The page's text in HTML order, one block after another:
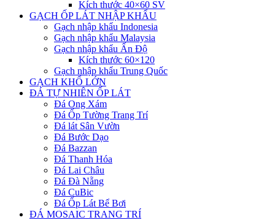
Kích thước 40×60 SV
GẠCH ỐP LÁT NHẬP KHẨU
Gạch nhập khẩu Indonesia
Gạch nhập khẩu Malaysia
Gạch nhập khẩu Ấn Độ
Kích thước 60×120
Gạch nhập khẩu Trung Quốc
GẠCH KHỔ LỚN
ĐÁ TỰ NHIÊN ỐP LÁT
Đá Ong Xám
Đá Ốp Tường Trang Trí
Đá lát Sân Vườn
Đá Bước Dạo
Đá Bazzan
Đá Thanh Hóa
Đá Lai Châu
Đá Đà Nẵng
Đá CuBic
Đá Ốp Lát Bể Bơi
ĐÁ MOSAIC TRANG TRÍ